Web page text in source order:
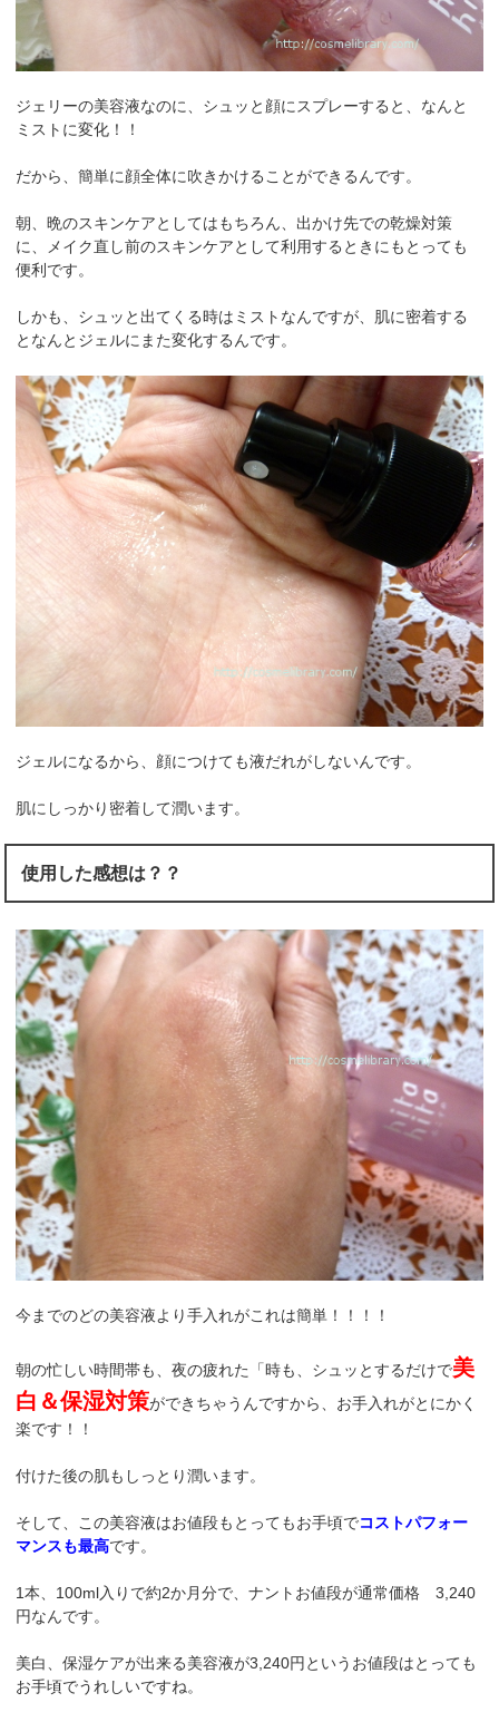
ジェリーの美容液なのに、シュッと顔にスプレーすると、なんと
ミストに変化！！
だから、簡単に顔全体に吹きかけることができるんです。
朝、晩のスキンケアとしてはもちろん、出かけ先での乾燥対策
に、メイク直し前のスキンケアとして利用するときにもとっても
便利です。
しかも、シュッと出てくる時はミストなんですが、肌に密着する
となんとジェルにまた変化するんです。
ジェルになるから、顔につけても液だれがしないんです。
肌にしっかり密着して潤います。
使用した感想は？？
今までのどの美容液より手入れがこれは簡単！！！！
朝の忙しい時間帯も、夜の疲れた「時も、シュッとするだけで美
白＆保湿対策ができちゃうんですから、お手入れがとにかく
楽です！！
付けた後の肌もしっとり潤います。
そして、この美容液はお値段もとってもお手頃でコストパフォー
マンスも最高です。
1本、100ml入りで約2か月分で、ナントお値段が通常価格 3,240
円なんです。
美白、保湿ケアが出来る美容液が3,240円というお値段はとっても
お手頃でうれしいですね。